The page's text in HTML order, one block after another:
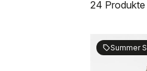
24
sellSummer